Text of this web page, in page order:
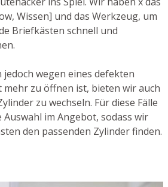
Wissen] und das Werkzeug, um
Briefkästen schnell und
wegen eines defekten
mehr zu öffnen ist, bieten wir auch
zu wechseln. Für diese Fälle
im Angebot, sodass wir
den passenden Zylinder finden.